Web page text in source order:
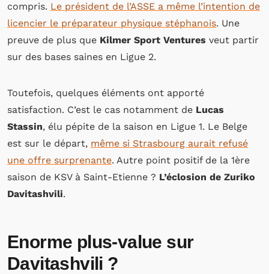
compris. Le président de l’ASSE a même l’intention de
licencier le préparateur physique stéphanois. Une
preuve de plus que Kilmer Sport Ventures veut partir
sur des bases saines en Ligue 2.
Toutefois, quelques éléments ont apporté
satisfaction. C’est le cas notamment de Lucas
Stassin, élu pépite de la saison en Ligue 1. Le Belge
est sur le départ, même si Strasbourg aurait refusé
une offre surprenante. Autre point positif de la 1ère
saison de KSV à Saint-Etienne ? L’éclosion de Zuriko
Davitashvili.
Enorme plus-value sur
Davitashvili ?